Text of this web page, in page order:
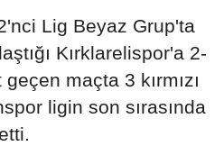
Lig Beyaz Grup'ta
Kırklarelispor'a 2-
maçta 3 kırmızı
ligin son sırasında